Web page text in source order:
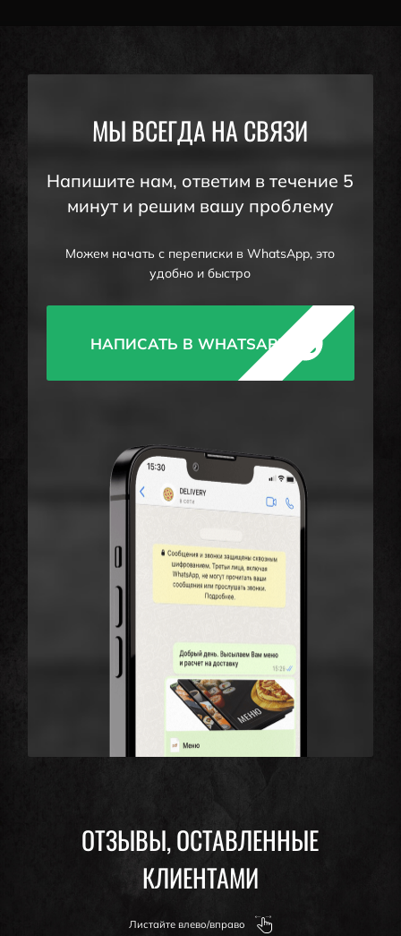
МЫ ВСЕГДА НА СВЯЗИ
Напишите нам, ответим в течение 5
минут и решим вашу проблему
Можем начать с переписки в WhatsApp, это
удобно и быстро
НАПИСАТЬ В WHATSAPP
ОТЗЫВЫ, ОСТАВЛЕННЫЕ
КЛИЕНТАМИ
Листайте влево/вправо